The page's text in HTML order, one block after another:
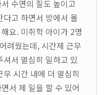
수면의 질도 높이고
고 하면서 방에서 몰
요. 미취학 아이가 2명
려웠는데, 시간제 근무
서 열심히 일하고 있
시간 내에 더 열심히
서 제 일을 할 수 있어